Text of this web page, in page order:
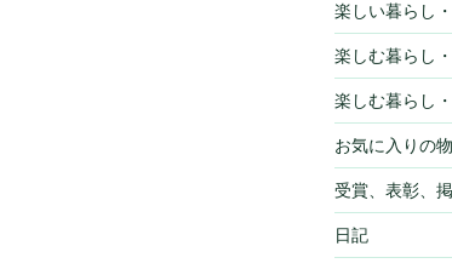
楽しい暮らし
楽しむ暮らし
楽しむ暮らし
お気に入りの物
受賞、表彰、
日記